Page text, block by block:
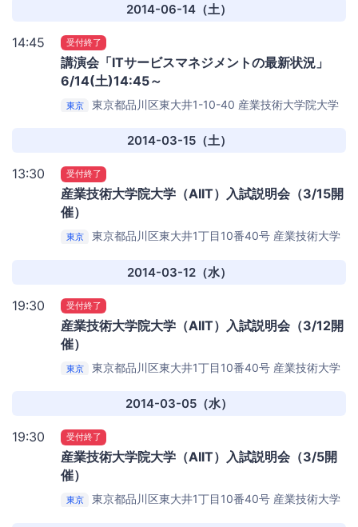
2014-06-14（土）
14:45 受付終了
講演会「ITサービスマネジメントの最新状況」
6/14(土)14:45～
東京 東京都品川区東大井1-10-40 産業技術大学院大学
2014-03-15（土）
13:30 受付終了
産業技術大学院大学（AIIT）入試説明会（3/15開
催）
東京 東京都品川区東大井1丁目10番40号 産業技術大学
2014-03-12（水）
19:30 受付終了
産業技術大学院大学（AIIT）入試説明会（3/12開
催）
東京 東京都品川区東大井1丁目10番40号 産業技術大学
2014-03-05（水）
19:30 受付終了
産業技術大学院大学（AIIT）入試説明会（3/5開
催）
東京 東京都品川区東大井1丁目10番40号 産業技術大学